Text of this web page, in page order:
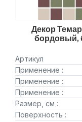
Декор
бордовый,
Артикул
Применение :
Применение :
Применение :
Размер, см :
Поверхность :